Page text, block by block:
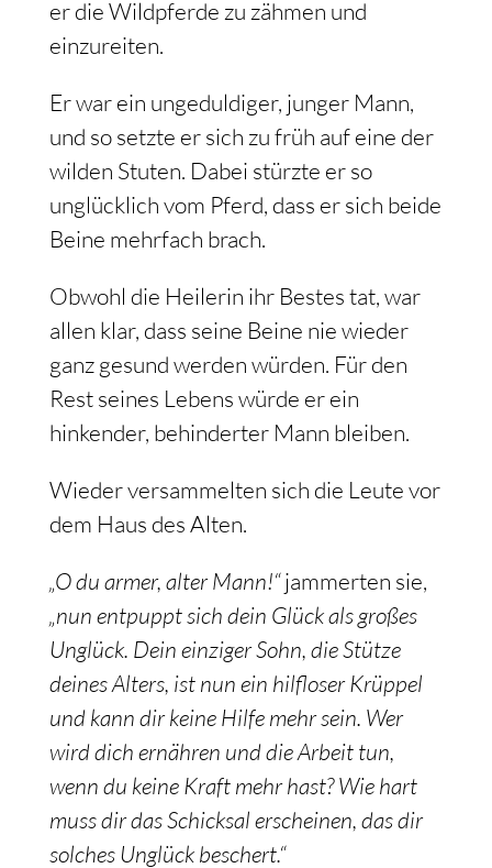
er die Wildpferde zu zähmen und
einzureiten.
Er war ein ungeduldiger, junger Mann,
und so setzte er sich zu früh auf eine der
wilden Stuten. Dabei stürzte er so
unglücklich vom Pferd, dass er sich beide
Beine mehrfach brach.
Obwohl die Heilerin ihr Bestes tat, war
allen klar, dass seine Beine nie wieder
ganz gesund werden würden. Für den
Rest seines Lebens würde er ein
hinkender, behinderter Mann bleiben.
Wieder versammelten sich die Leute vor
dem Haus des Alten.
„O du armer, alter Mann!“jammerten sie,
„nun entpuppt sich dein Glück als großes
Unglück. Dein einziger Sohn, die Stütze
deines Alters, ist nun ein hilfloser Krüppel
und kann dir keine Hilfe mehr sein. Wer
wird dich ernähren und die Arbeit tun,
wenn du keine Kraft mehr hast? Wie hart
muss dir das Schicksal erscheinen, das dir
solches Unglück beschert.“